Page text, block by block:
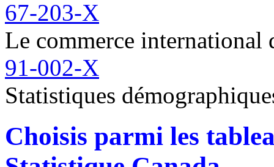
67-203-X
Le commerce international
91-002-X
Statistiques
Choisis parmi les